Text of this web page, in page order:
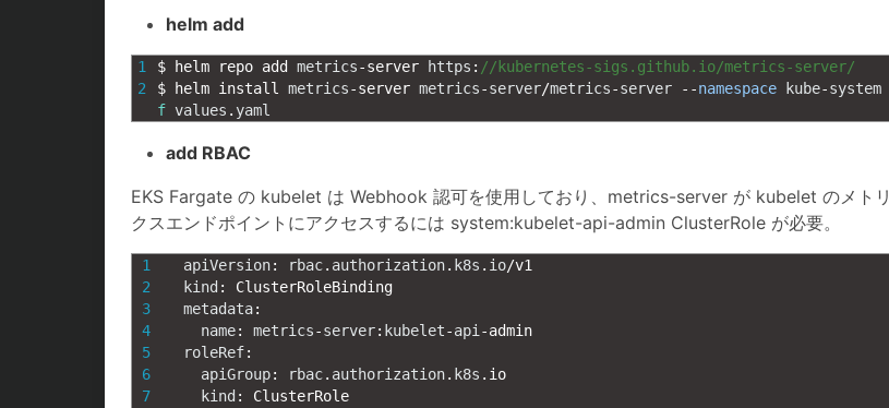
helm add
1
2
$ helm repo add metrics-server https : //kubernetes-sigs.github.io/metrics-server/
$
helm install metrics-server metrics-server/metrics-server --namespace kube-system
f values . yaml
add RBAC
EKS Fargate の kubelet は Webhook 認可を使用しており、metrics-server が kubelet のメトリ
クスエンドポイントにアクセスするには system:kubelet-api-admin ClusterRole が必要。
1
2
3
4
5
6
7
apiVersion: rbac. authorization. k8s . io/v1
kind :
ClusterRoleBinding
metadata:
name: metrics-server: kubelet-api-admin
roleRef:
apiGroup: rbac. authorization. k8s . io
kind :
ClusterRole